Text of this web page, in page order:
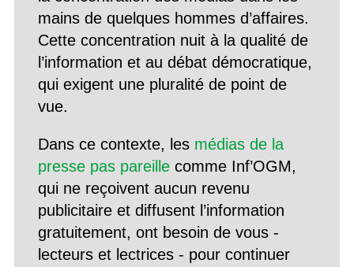
mains de quelques hommes d’affaires.
Cette concentration nuit à la qualité de
l’information et au débat démocratique,
qui exigent une pluralité de point de
vue.
Dans ce contexte, les médias de la
presse pas pareillecomme Inf’OGM,
qui ne reçoivent aucun revenu
publicitaire et diffusent l’information
gratuitement, ont besoin de vous -
lecteurs et lectrices - pour continuer